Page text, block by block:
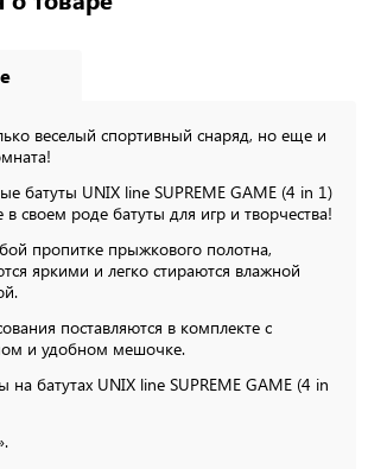
веселый спортивный снаряд, но еще и
батуты UNIX line SUPREME GAME (4 in 1)
в своем роде батуты для игр и творчества!
пропитке прыжкового полотна,
яркими и легко стираются влажной
поставляются в комплекте с
и удобном мешочке.
батутах UNIX line SUPREME GAME (4 in